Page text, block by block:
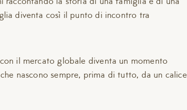
raccontando la storia di una famiglia e di una
diventa così il punto di incontro tra
il mercato globale diventa un momento
nascono sempre, prima di tutto, da un calice